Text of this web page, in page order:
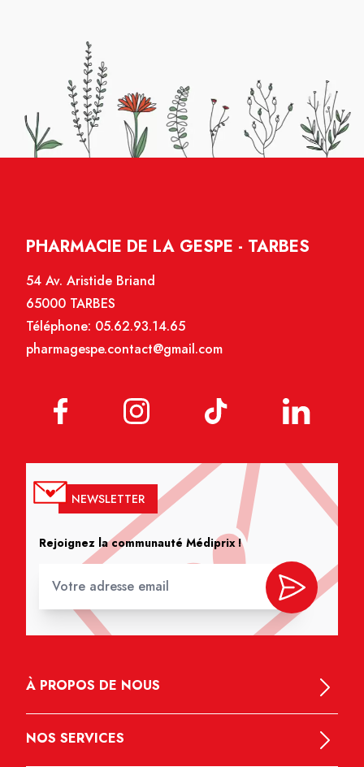
PHARMACIE DE LA GESPE - TARBES
54 Av. Aristide Briand
65000 TARBES
Téléphone: 05.62.93.14.65
pharmagespe.contact@gmail.com
NEWSLETTER
Rejoignez la communauté Médiprix !
À PROPOS DE NOUS
NOS SERVICES